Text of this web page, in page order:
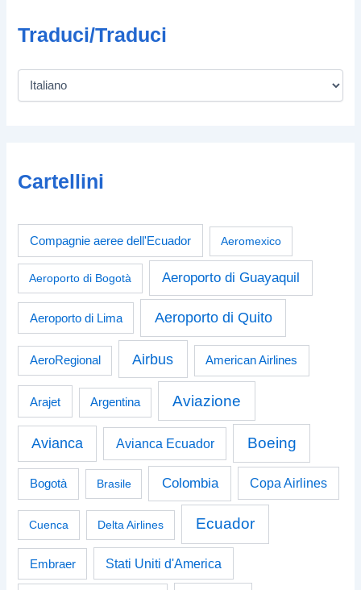
Traduci/Traduci
Cartellini
Compagnie aeree dell'Ecuador Aeromexico
Aeroporto di Bogotà Aeroporto di Guayaquil
Aeroporto di Lima Aeroporto di Quito
AeroRegional Airbus American Airlines
Arajet Argentina Aviazione
Avianca Avianca Ecuador Boeing
Bogotà Brasile Colombia Copa Airlines
Cuenca Delta Airlines Ecuador
Embraer Stati Uniti d'America